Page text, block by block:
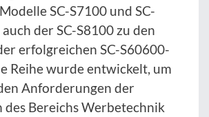
SC-S7100 und SC-
der SC-S8100 zu den
erfolgreichen SC-S60600-
Reihe wurde entwickelt, um
Anforderungen der
Bereichs Werbetechnik